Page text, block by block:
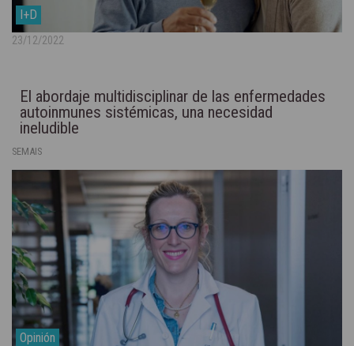
I+D
23/12/2022
El abordaje multidisciplinar de las enfermedades
autoinmunes sistémicas, una necesidad
ineludible
SEMAIS
Opinión